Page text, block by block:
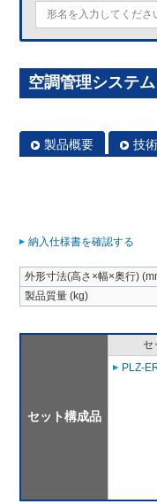
空調管理システ
製品概要 技
納入仕様書を確認する
外形寸法(高さ×幅×奥行)
製品質量 (kg)
セット構成品
セ
PLZ-